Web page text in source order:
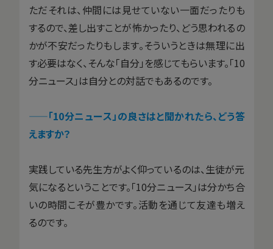
ただそれは、仲間には見せていない一面だったりも
するので、差し出すことが怖かったり、どう思われるの
かが不安だったりもします。そういうときは無理に出
す必要はなく、そんな「自分」を感じてもらいます。「10
分ニュース」は自分との対話でもあるのです。
——「10分ニュース」の良さはと聞かれたら、どう答
えますか？
実践している先生方がよく仰っているのは、生徒が元
気になるということです。「10分ニュース」は分かち合
いの時間こそが豊かです。活動を通じて友達も増え
るのです。